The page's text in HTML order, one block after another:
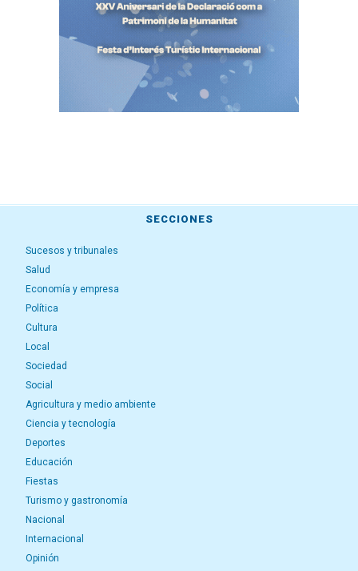
SECCIONES
Sucesos y tribunales
Salud
Economía y empresa
Política
Cultura
Local
Sociedad
Social
Agricultura y medio ambiente
Ciencia y tecnología
Deportes
Educación
Fiestas
Turismo y gastronomía
Nacional
Internacional
Opinión